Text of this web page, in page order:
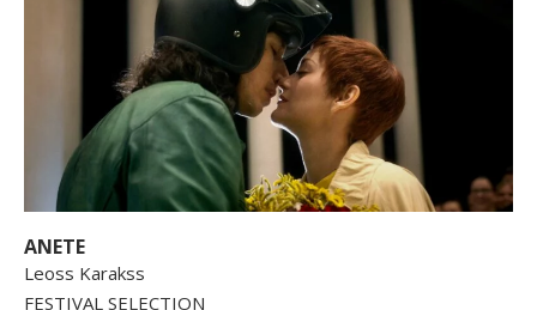
ANETE
Leoss Karakss
FESTIVAL SELECTION